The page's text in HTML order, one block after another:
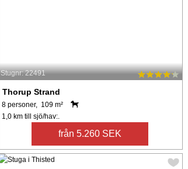
Stugnr: 22491
Thorup Strand
8 personer, 109 m²
1,0 km till sjö/hav:.
från 5.260 SEK